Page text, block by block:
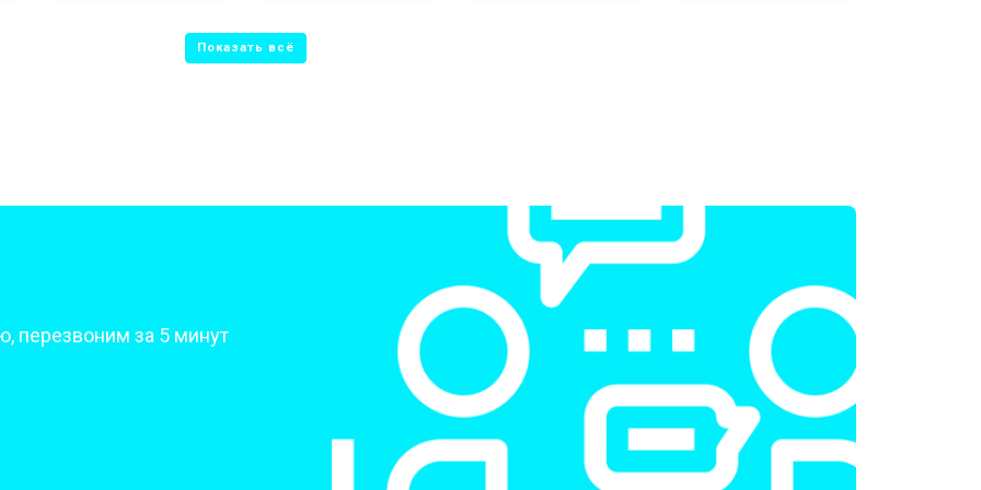
от 50 мин
от 2200 ₽
от 1700 ₽ Заказать
от 2600 ₽ Заказать
перезвоним за 5 минут